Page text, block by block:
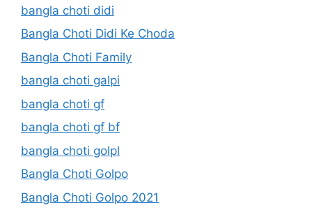
bangla choti didi
Bangla Choti Didi Ke Choda
Bangla Choti Family
bangla choti galpi
bangla choti gf
bangla choti gf bf
bangla choti golpl
Bangla Choti Golpo
Bangla Choti Golpo 2021